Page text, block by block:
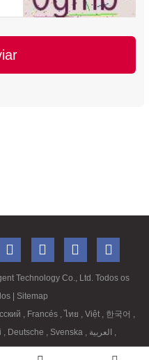
Technology Co., Ltd. Todos os
| Sitemap
, Francés , ไทย , Việt , 한국어 ,
, Deutsche , Svenska , ,